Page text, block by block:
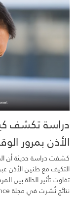
دراسة تكشف
الأذن بمرور
كشفت دراسة حديثة أن
التكيف مع طنين الأذن
تفاوت تأثير الحالة بين
نتائج نُشرت في مجلة iScience. واعتمد...